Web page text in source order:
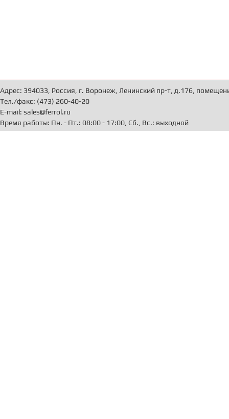
Адрес: 394033, Россия, г. Воронеж, Ленинский пр-т, д.176,
Тел./факс: (473) 260-40-20
E-mail: sales@ferrol.ru
Время работы: Пн. - Пт.: 08:00 - 17:00, Сб., Вс.: выходной